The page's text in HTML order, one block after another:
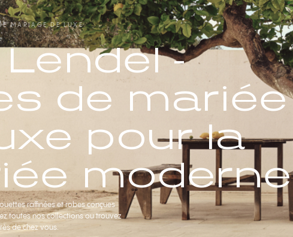
MARIAGE DE LUXE
-
de mariée
pour la
moderne
raffinées et robes conçues
toutes nos collections ou trouvez
de chez vous.